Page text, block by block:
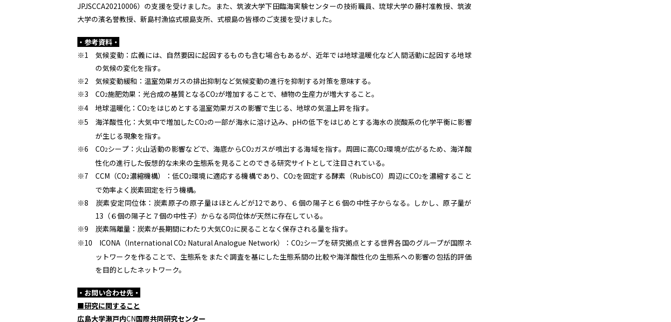
JPJSCCA20210006）の支援を受けました。また、筑波大学下田臨海実験センターの技術職員、琉球大学の藤村准教授、筑波
大学の濱名誉教授、新島村漁協式根島支所、式根島の皆様のご支援を受けました。
・参考資料・
※1 気候変動：広義には、自然要因に起因するものも含む場合もあるが、近年では地球温暖化など人間活動に起因する地球
の気候の変化を指す。
※2 気候変動緩和：温室効果ガスの排出抑制など気候変動の進行を抑制する対策を意味する。
※3 CO2施肥効果：光合成の基質となるCO2が増加することで、植物の生産力が増大すること。
※4 地球温暖化：CO2をはじめとする温室効果ガスの影響で生じる、地球の気温上昇を指す。
※5 海洋酸性化：大気中で増加したCO2の一部が海水に溶け込み、pHの低下をはじめとする海水の炭酸系の化学平衡に影響
が生じる現象を指す。
※6 CO2シープ：火山活動の影響などで、海底からCO2ガスが噴出する海域を指す。周囲に高CO2環境が広がるため、海洋酸
性化の進行した仮想的な未来の生態系を見ることのできる研究サイトとして注目されている。
※7 CCM（CO2濃縮機構）：低CO2環境に適応する機構であり、CO2を固定する酵素（RubisCO）周辺にCO2を濃縮すること
で効率よく炭素固定を行う機構。
※8 炭素安定同位体：炭素原子の原子量はほとんどが12であり、６個の陽子と６個の中性子からなる。しかし、原子量が
13（６個の陽子と７個の中性子）からなる同位体が天然に存在している。
※9 炭素隔離量：炭素が長期間にわたり大気CO2 に戻ることなく保存される量を指す。
※10 ICONA（International CO2 Natural Analogue Network）：CO2シープを研究拠点とする世界各国のグループが国際ネ
ットワークを作ることで、生態系をまたぐ調査を基にした生態系間の比較や海洋酸性化の生態系への影響の包括的評価
を目的としたネットワーク。
・お問い合わせ先・
■研究に関すること
広島大学瀬戸内CN国際共同研究センター